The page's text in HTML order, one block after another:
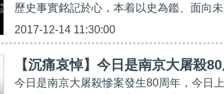
歷史事實銘記於心，本着以史為鑑、面向
2017-12-14 11:30:00
【沉痛哀悼】今日是南京大屠殺
今日是南京大屠殺慘案發生80周年，今日